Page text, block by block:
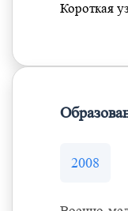
Короткая
2008